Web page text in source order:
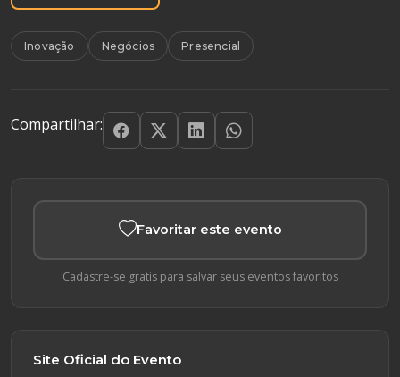
Inovação Negócios Presencial
Compartilhar:
Favoritar este evento
Cadastre-se gratis para salvar seus eventos favoritos
Site Oficial do Evento